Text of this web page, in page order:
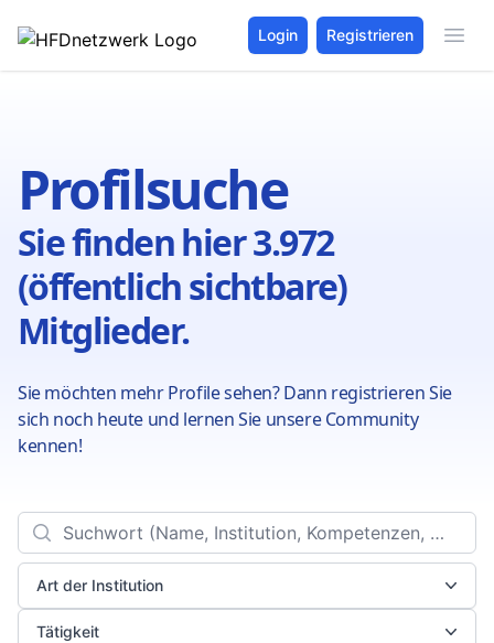
Login Registrieren
Profilsuche
Sie finden hier 3.972
(öffentlich sichtbare)
Mitglieder.
Sie möchten mehr Profile sehen? Dann registrieren Sie
sich noch heute und lernen Sie unsere Community
kennen!
FiltersSearch
Art der Institution
Tätigkeit